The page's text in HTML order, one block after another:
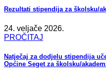
Rezultati stipendija za školsku/
24. veljače 2026.
PROČITAJ
Natječaj za dodjelu stipendija
Općine Seget za školsku/